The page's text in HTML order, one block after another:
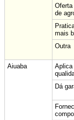
Oferta
de
mais
Outra
Aiuaba
Aplica
Dá